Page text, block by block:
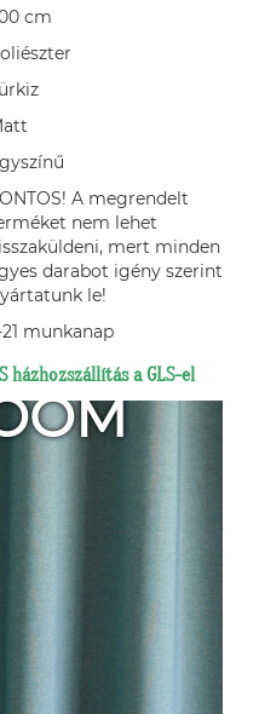
cm
A megrendelt
nem lehet
mert minden
darabot igény szerint
le!
21 munkanap
házhozszállítás a GLS-el